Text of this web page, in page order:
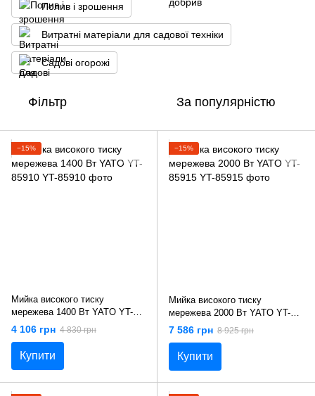
Полив і зрошення
Витратні матеріали для садової техніки
Садові огорожі
Фільтр За популярністю
−15%
Мийка високого тиску
мережева 1400 Вт YATO YT-
85910
4 106 грн 4 830 грн
Купити
−15%
Мийка високого тиску
мережева 2000 Вт YATO YT-
85915
7 586 грн 8 925 грн
Купити